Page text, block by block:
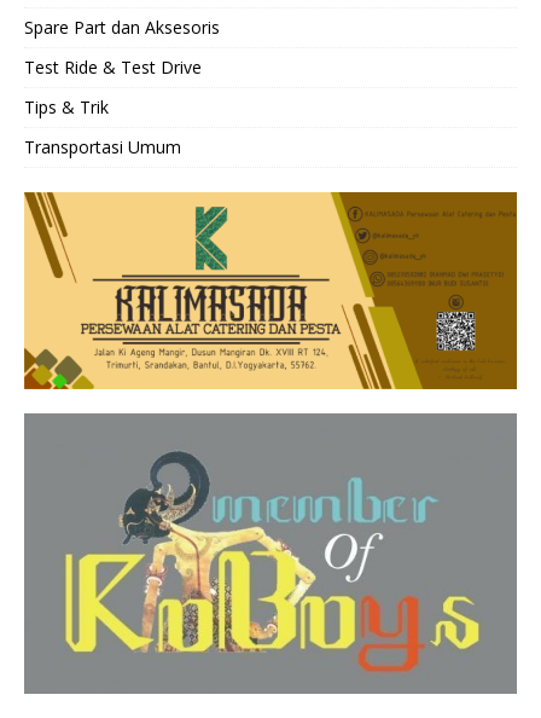
Spare Part dan Aksesoris
Test Ride & Test Drive
Tips & Trik
Transportasi Umum